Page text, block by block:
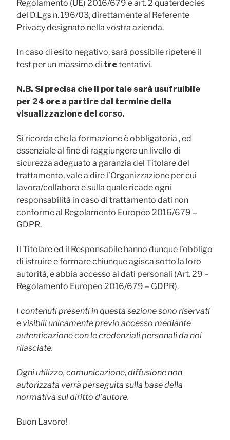
Regolamento (UE) 2016/679 e art. 2 quaterdecies
del D.Lgs n. 196/03, direttamente al Referente
Privacy designato nella vostra azienda.
In caso di esito negativo, sarà possibile ripetere il
test per un massimo di tretentativi.
N.B. Si precisa che il portale sarà usufruibile
per 24 ore a partire dal termine della
visualizzazione del corso.
Si ricorda che la formazione è obbligatoria , ed
essenziale al fine di raggiungere un livello di
sicurezza adeguato a garanzia del Titolare del
trattamento, vale a dire l’Organizzazione per cui
lavora/collabora e sulla quale ricade ogni
responsabilità in caso di trattamento dati non
conforme al Regolamento Europeo 2016/679 –
GDPR.
Il Titolare ed il Responsabile hanno dunque l’obbligo
di istruire e formare chiunque agisca sotto la loro
autorità, e abbia accesso ai dati personali (Art. 29 –
Regolamento Europeo 2016/679 – GDPR).
I contenuti presenti in questa sezione sono riservati
e visibili unicamente previo accesso mediante
autenticazione con le credenziali personali da noi
rilasciate.
Ogni utilizzo, comunicazione, diffusione non
autorizzata verrà perseguita sulla base della
normativa sul diritto d’autore.
Buon Lavoro!